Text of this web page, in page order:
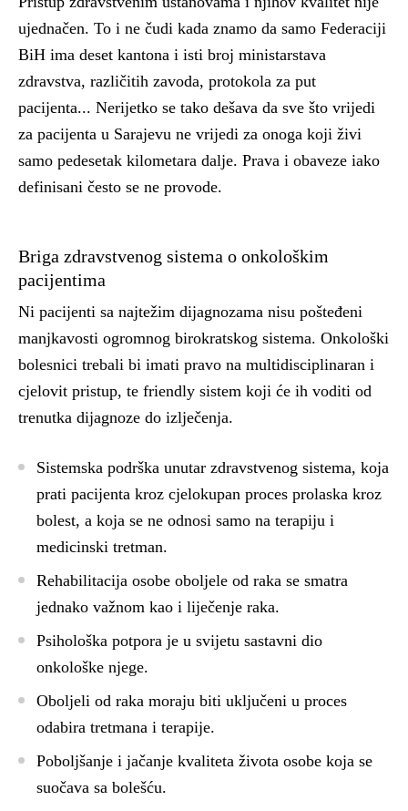
ujednačen. To i ne čudi kada znamo da samo Federaciji
BiH ima deset kantona i isti broj ministarstava
zdravstva, različitih zavoda, protokola za put
pacijenta... Nerijetko se tako dešava da sve što vrijedi
za pacijenta u Sarajevu ne vrijedi za onoga koji živi
samo pedesetak kilometara dalje. Prava i obaveze iako
definisani često se ne provode.
Briga zdravstvenog sistema o onkološkim
pacijentima
Ni pacijenti sa najtežim dijagnozama nisu pošteđeni
manjkavosti ogromnog birokratskog sistema. Onkološki
bolesnici trebali bi imati pravo na multidisciplinaran i
cjelovit pristup, te friendly sistem koji će ih voditi od
trenutka dijagnoze do izlječenja.
Sistemska podrška unutar zdravstvenog sistema, koja
prati pacijenta kroz cjelokupan proces prolaska kroz
bolest, a koja se ne odnosi samo na terapiju i
medicinski tretman.
Rehabilitacija osobe oboljele od raka se smatra
jednako važnom kao i liječenje raka.
Psihološka potpora je u svijetu sastavni dio
onkološke njege.
Oboljeli od raka moraju biti uključeni u proces
odabira tretmana i terapije.
Poboljšanje i jačanje kvaliteta života osobe koja se
suočava sa bolešću.